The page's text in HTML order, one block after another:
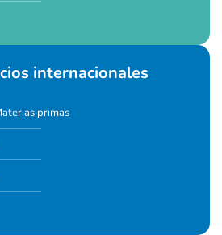
internacionales
primas